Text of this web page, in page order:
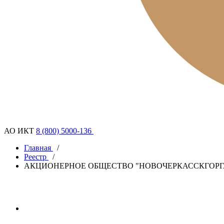
АО ИКТ 8 (800) 5000-136
Главная
/
Реестр
/
АКЦИОНЕРНОЕ ОБЩЕСТВО